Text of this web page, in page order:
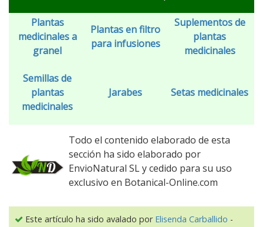
Plantas
medicinales a
granel
Plantas en filtro
para infusiones
Suplementos de
plantas
medicinales
Semillas de
plantas
medicinales
Jarabes Setas medicinales
Todo el contenido elaborado de esta
sección ha sido elaborado por
EnvioNatural SL y cedido para su uso
exclusivo en Botanical-Online.com
Este artículo ha sido avalado por Elisenda Carballido -